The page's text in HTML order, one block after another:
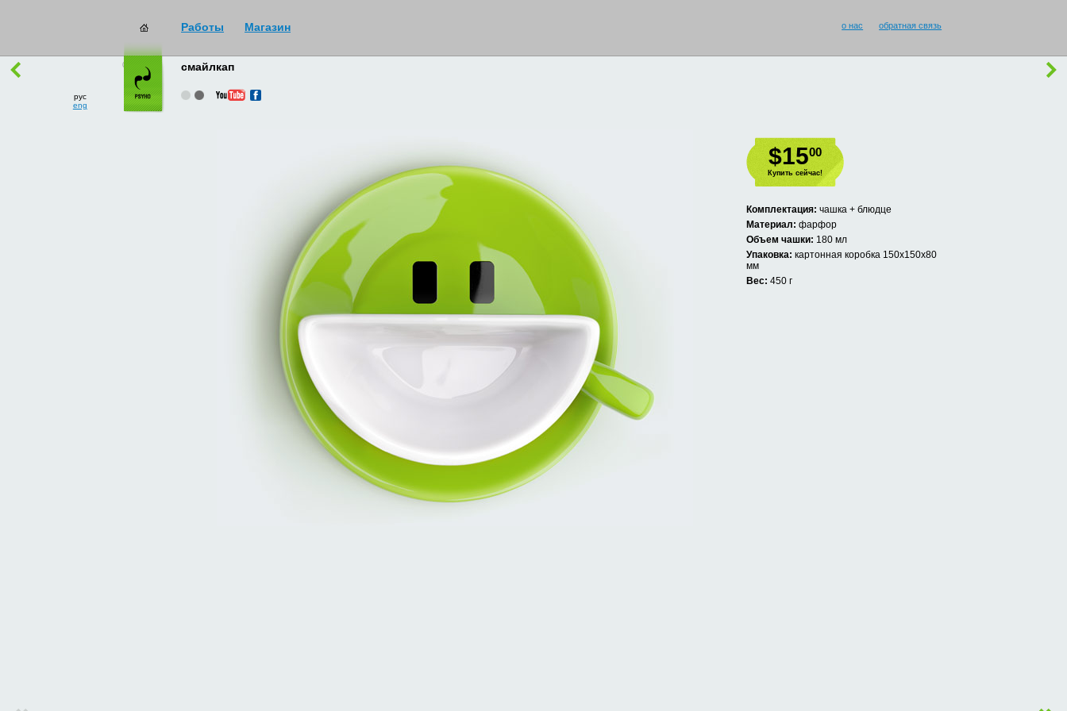
Работы Магазин обратная связь
о нас
рус
eng
смайлкап
$1500
Купить сейчас!
Комплектация: чашка + блюдце
Материал: фарфор
Объем чашки: 180 мл
Упаковка: картонная коробка 150х150х80
мм
Вес: 450 г